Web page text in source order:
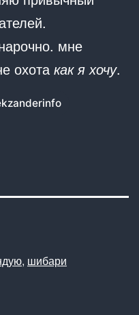
мне
охота как я хочу.
, шибари